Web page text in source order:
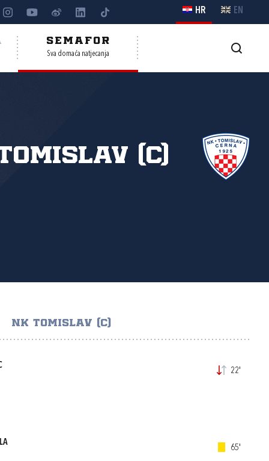
HR EN
SEMAFOR
Sva domaća natjecanja
(C)
NK TOMISLAV (C)
22'
65'